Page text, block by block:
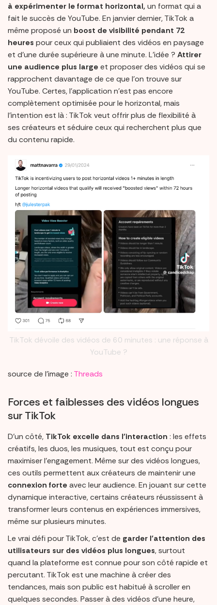
à expérimenter le format horizontal, un format qui a
fait le succès de YouTube. En janvier dernier, TikTok a
même proposé un boost de visibilité pendant 72
heures pour ceux qui publiaient des vidéos en paysage
et d’une durée supérieure à une minute. L’idée ? Attirer
une audience plus large et proposer des vidéos qui se
rapprochent davantage de ce que l’on trouve sur
YouTube. Certes, l’application n’est pas encore
complètement optimisée pour le horizontal, mais
l’intention est là : TikTok veut offrir plus de flexibilité à
ses créateurs et séduire ceux qui recherchent plus que
du contenu rapide.
TikTok dévoile des vidéos de 60 minutes : une réponse à
YouTube ?
source de l’image : Threads
Forces et faiblesses des vidéos longues
sur TikTok
D'un côté, TikTok excelle dans l'interaction : les effets
créatifs, les duos, les musiques, tout est conçu pour
maximiser l’engagement. Même sur des vidéos longues,
ces outils permettent aux créateurs de maintenir une
connexion forte avec leur audience. En jouant sur cette
dynamique interactive, certains créateurs réussissent à
transformer leurs contenus en expériences immersives,
même sur plusieurs minutes.
Le vrai défi pour TikTok, c'est de garder l'attention des
utilisateurs sur des vidéos plus longues, surtout
quand la plateforme est connue pour son côté rapide et
percutant. TikTok est une machine à créer des
tendances, mais son public est habitué à scroller en
quelques secondes. Passer à des vidéos d’une heure,